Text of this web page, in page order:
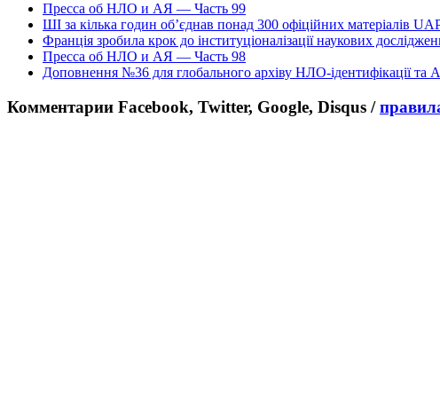
Пресса об НЛО и АЯ — Часть 99
ШІ за кілька годин об’єднав понад 300 офіційних матеріалів
Франція зробила крок до інституціоналізації наукових
Пресса об НЛО и АЯ — Часть 98
Доповнення №36 для глобального архіву НЛО-ідентифікації та
Комментарии Facebook, Twitter, Google, Disqus /